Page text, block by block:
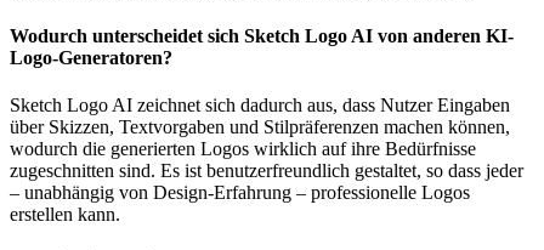
Wodurch unterscheidet sich Sketch Logo AI von anderen KI-
Logo-Generatoren?
Sketch Logo AI zeichnet sich dadurch aus, dass Nutzer Eingaben
über Skizzen, Textvorgaben und Stilpräferenzen machen können,
wodurch die generierten Logos wirklich auf ihre Bedürfnisse
zugeschnitten sind. Es ist benutzerfreundlich gestaltet, so dass jeder
– unabhängig von Design-Erfahrung – professionelle Logos
erstellen kann.